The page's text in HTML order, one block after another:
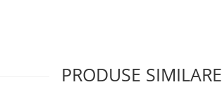
PRODUSE SIMILARE